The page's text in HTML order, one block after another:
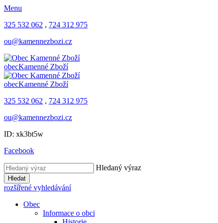
Menu
325 532 062 , 724 312 975
ou@kamennezbozi.cz
obecKamenné Zboží
obecKamenné Zboží
325 532 062 , 724 312 975
ou@kamennezbozi.cz
ID: xk3bt5w
Facebook
Hledaný výraz
Hledat
rozšířené vyhledávání
Obec
Informace o obci